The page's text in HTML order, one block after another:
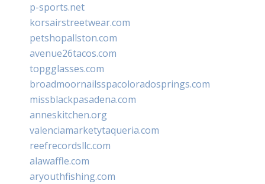
p-sports.net
korsairstreetwear.com
petshopallston.com
avenue26tacos.com
topgglasses.com
broadmoornailsspacoloradosprings.com
missblackpasadena.com
anneskitchen.org
valenciamarketytaqueria.com
reefrecordsllc.com
alawaffle.com
aryouthfishing.com